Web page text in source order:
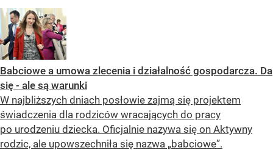
Babciowe a umowa zlecenia i działalność gospodarcza. Da
się - ale są warunki
W najbliższych dniach posłowie zajmą się projektem
świadczenia dla rodziców wracających do pracy
po urodzeniu dziecka. Oficjalnie nazywa się on Aktywny
rodzic, ale upowszechniła się nazwa „babciowe”.